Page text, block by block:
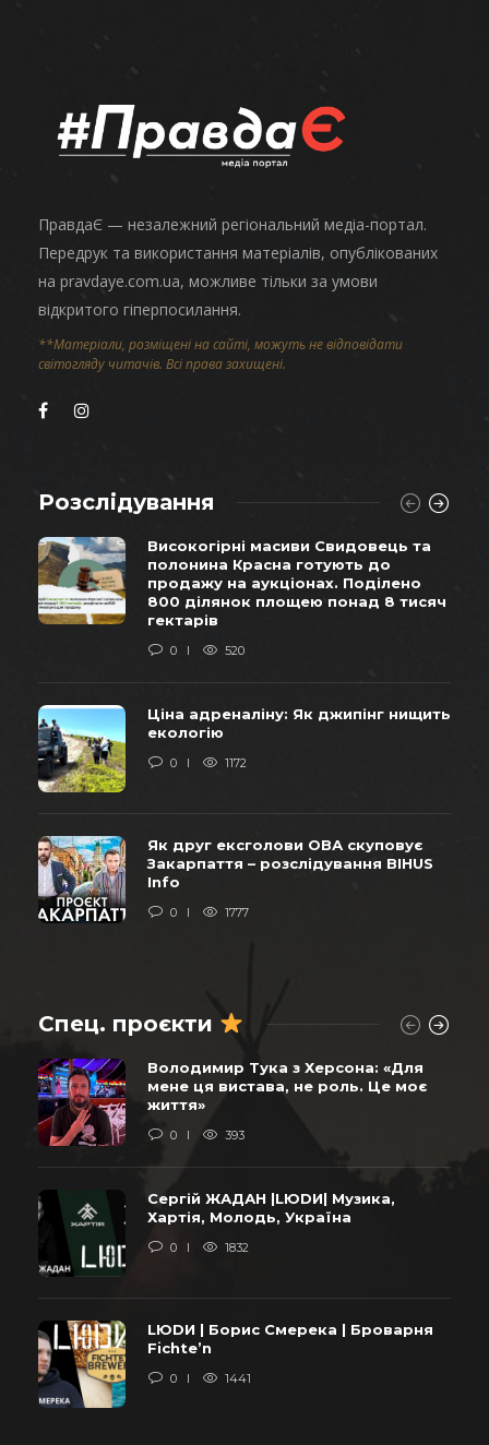
ПравдаЄ — незалежний регіональний медіа-портал.
Передрук та використання матеріалів, опублікованих
на pravdaye.com.ua, можливе тільки за умови
відкритого гіперпосилання.
**Матеріали, розміщені на сайті, можуть не відповідати
світогляду читачів. Всі права захищені.
Розслідування
Високогірні масиви Свидовець та
полонина Красна готують до
продажу на аукціонах. Поділено
800 ділянок площею понад 8 тисяч
гектарів
0 520
Ціна адреналіну: Як джипінг нищить
екологію
0 1172
Як друг ексголови ОВА скуповує
Закарпаття – розслідування BIHUS
Info
0 1777
Спец. проєкти
Володимир Тука з Херсона: «Для
мене ця вистава, не роль. Це моє
життя»
0 393
Сергій ЖАДАН |LЮDИ| Музика,
Хартія, Молодь, Україна
0 1832
LЮDИ | Борис Смерека | Броварня
Fichte’n
0 1441